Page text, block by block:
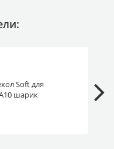
Soft для
шарик